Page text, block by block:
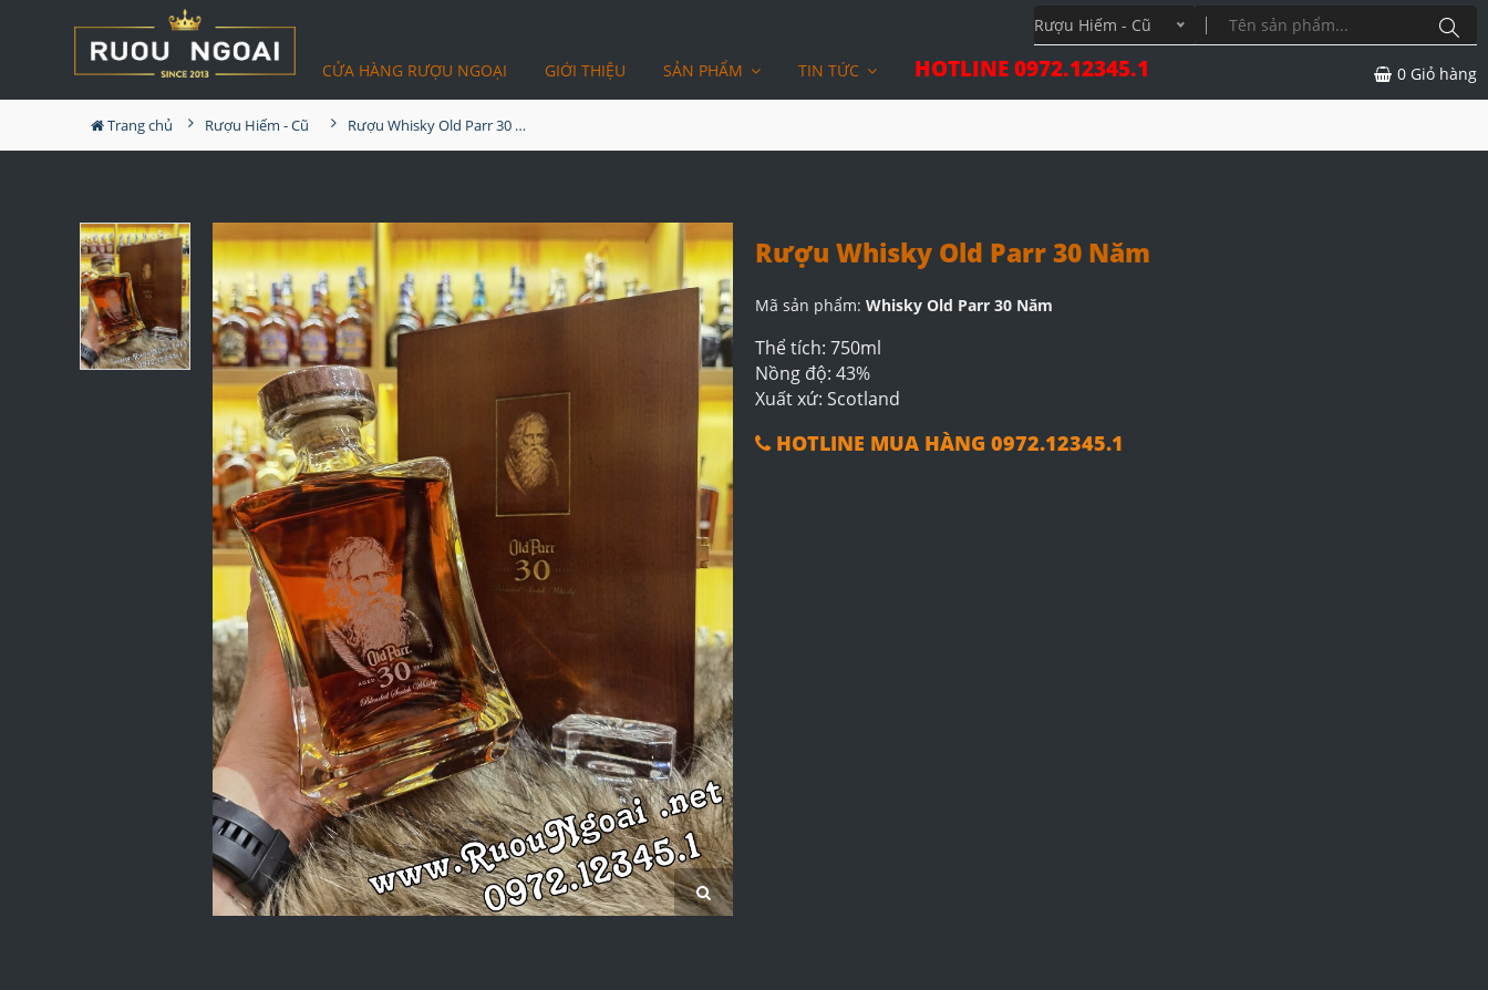
Rượu Hiếm - Cũ
CỬA HÀNG RƯỢU NGOẠI GIỚI THIỆU SẢN PHẨM TIN TỨC HOTLINE 0972.12345.1 0 Giỏ hàng
Trang chủ Rượu Hiếm - Cũ Rượu Whisky Old Parr 30 Năm
Rượu Whisky Old Parr 30 Năm
Mã sản phẩm: Whisky Old Parr 30 Năm
Thể tích: 750ml
Nồng độ: 43%
Xuất xứ: Scotland
HOTLINE MUA HÀNG 0972.12345.1